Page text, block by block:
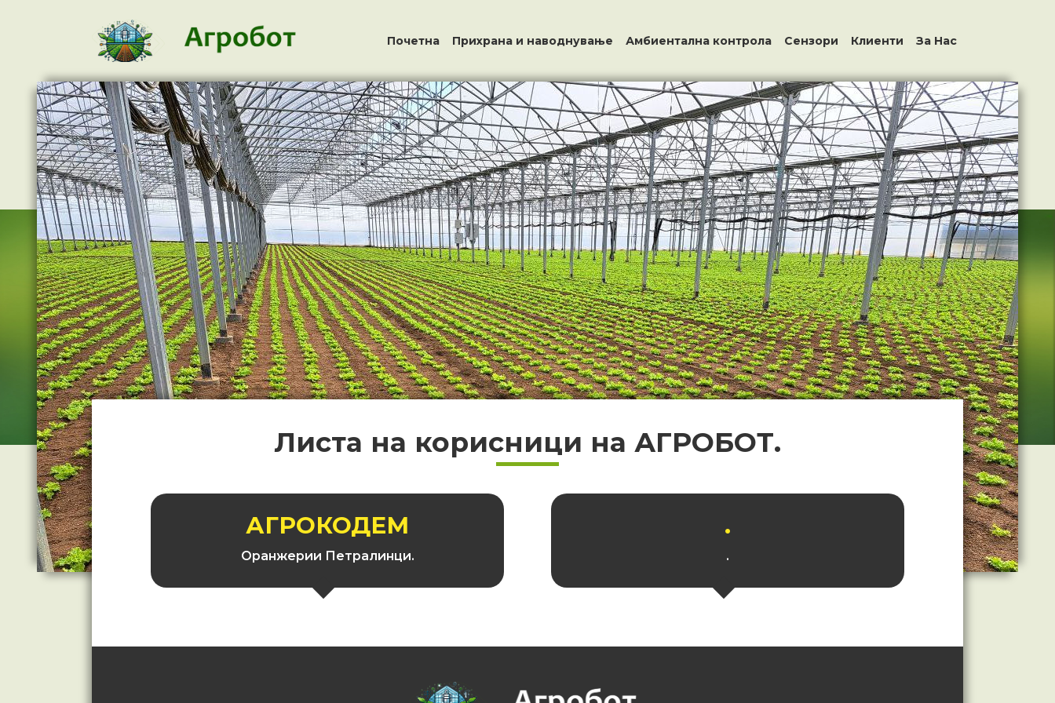
Почетна Прихрана и наводнување Амбиентална контрола Сензори Клиенти За Нас
Листа на корисници на АГРОБОТ.
АГРОКОДЕМ
Оранжерии Петралинци.
.
.